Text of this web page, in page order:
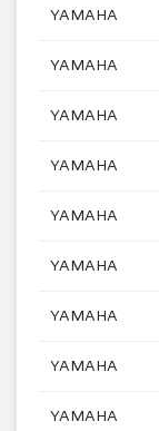
YAMAHA
YAMAHA
YAMAHA
YAMAHA
YAMAHA
YAMAHA
YAMAHA
YAMAHA
YAMAHA